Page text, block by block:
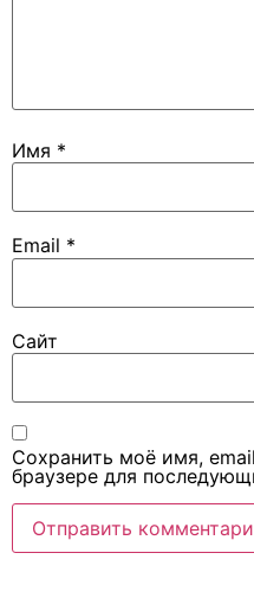
Имя *
Email *
Сайт
Сохранить моё имя,
браузере для